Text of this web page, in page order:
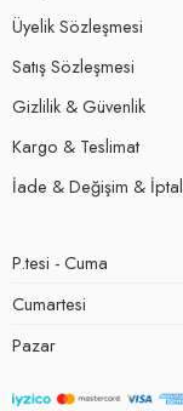
Üyelik Sözleşmesi
Satış Sözleşmesi
Gizlilik & Güvenlik
Kargo & Teslimat
İade & Değişim & İptal
P.tesi - Cuma
Cumartesi
Pazar